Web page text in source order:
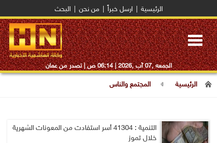
الرئيسية ارسل خبراً من نحن البحث
Toggle
navigation
الجمعه ,07 آب ,2026 | 06:14 ص | تصدر من عمان
الرئيسية المجتمع والناس
التنمية : 41304 أسر استفادت من المعونات الشهرية
خلال تموز